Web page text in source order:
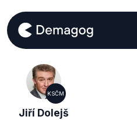
KSČM
Jiří Dolejš